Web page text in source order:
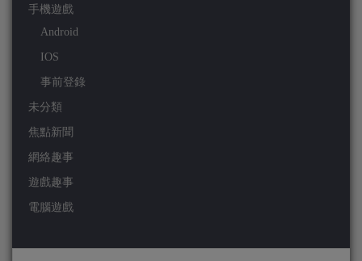
手機遊戲
Android
IOS
事前登錄
未分類
焦點新聞
網絡趣事
遊戲趣事
電腦遊戲